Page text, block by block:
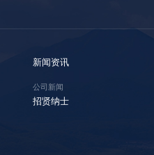
新闻资讯
公司新闻
招贤纳士